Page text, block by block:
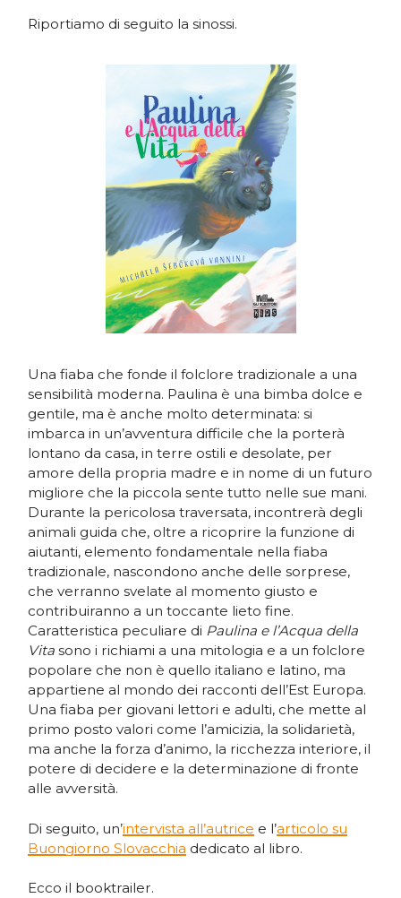
Riportiamo di seguito la sinossi.
Una fiaba che fonde il folclore tradizionale a una
sensibilità moderna. Paulina è una bimba dolce e
gentile, ma è anche molto determinata: si
imbarca in un’avventura difficile che la porterà
lontano da casa, in terre ostili e desolate, per
amore della propria madre e in nome di un futuro
migliore che la piccola sente tutto nelle sue mani.
Durante la pericolosa traversata, incontrerà degli
animali guida che, oltre a ricoprire la funzione di
aiutanti, elemento fondamentale nella fiaba
tradizionale, nascondono anche delle sorprese,
che verranno svelate al momento giusto e
contribuiranno a un toccante lieto fine.
Caratteristica peculiare di Paulina e l’Acqua della
Vita sono i richiami a una mitologia e a un folclore
popolare che non è quello italiano e latino, ma
appartiene al mondo dei racconti dell’Est Europa.
Una fiaba per giovani lettori e adulti, che mette al
primo posto valori come l’amicizia, la solidarietà,
ma anche la forza d’animo, la ricchezza interiore, il
potere di decidere e la determinazione di fronte
alle avversità.
Di seguito, un’intervista all’autrice e l’articolo su
Buongiorno Slovacchia dedicato al libro.
Ecco il booktrailer.